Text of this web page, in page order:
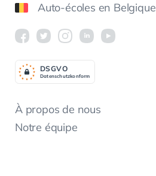
Auto-écoles en Belgique
À propos de nous
Notre équipe
Datenschutzkonform
DSGVO